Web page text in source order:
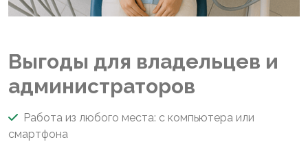
Выгоды для владельцев и
администраторов
Работа из любого места: с компьютера или
смартфона